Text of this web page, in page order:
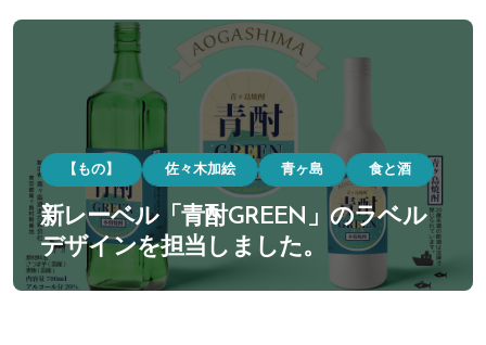
【もの】 佐々木加絵 青ヶ島 食と酒
新レーベル「青酎GREEN」のラベル
デザインを担当しました。